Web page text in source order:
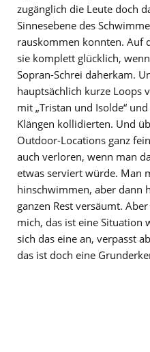
zugänglich die Leute doch
Sinnesebene des
rauskommen konnten. Auf
sie komplett glücklich,
Sopran-Schrei daherkam.
hauptsächlich kurze Loops
mit „Tristan und Isolde“
Klängen kollidierten. Und
Outdoor-Locations ganz
auch verloren, wenn man
etwas serviert würde. Man
hinschwimmen, aber dann
ganzen Rest versäumt.
mich, das ist eine Situation
sich das eine an, verpasst
das ist doch eine